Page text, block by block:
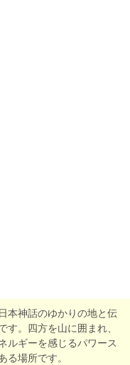
本神話のゆかりの地と伝
す。四方を山に囲まれ、
ルギーを感じるパワース
る場所です。